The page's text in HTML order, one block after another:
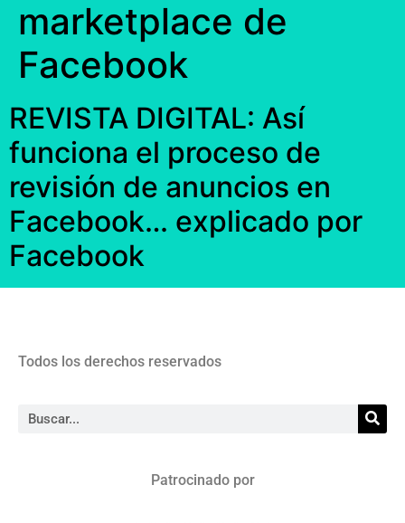
marketplace de
Facebook
REVISTA DIGITAL: Así
funciona el proceso de
revisión de anuncios en
Facebook… explicado por
Facebook
Todos los derechos reservados
Patrocinado por